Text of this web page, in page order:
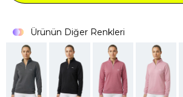
Ürünün Diğer Renkleri